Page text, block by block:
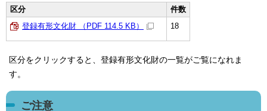
区分
件数
登録有形文化財 （PDF 114.5 KB）
18
区分をクリックすると、登録有形文化財の一覧がご覧になれま
す。
ご注意